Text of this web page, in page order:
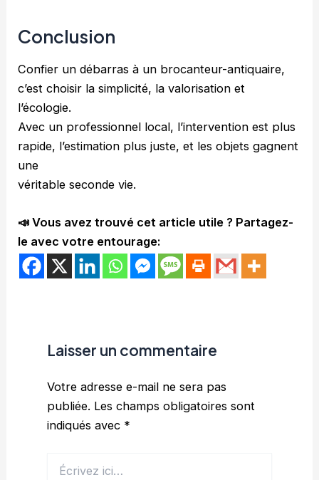
Conclusion
Confier un débarras à un brocanteur-antiquaire,
c’est choisir la simplicité, la valorisation et
l’écologie.
Avec un professionnel local, l’intervention est plus
rapide, l’estimation plus juste, et les objets gagnent
une
véritable seconde vie.
📣 Vous avez trouvé cet article utile ? Partagez-
le avec votre entourage:
Laisser un commentaire
Votre adresse e-mail ne sera pas
publiée. Les champs obligatoires sont
indiqués avec *
ici…